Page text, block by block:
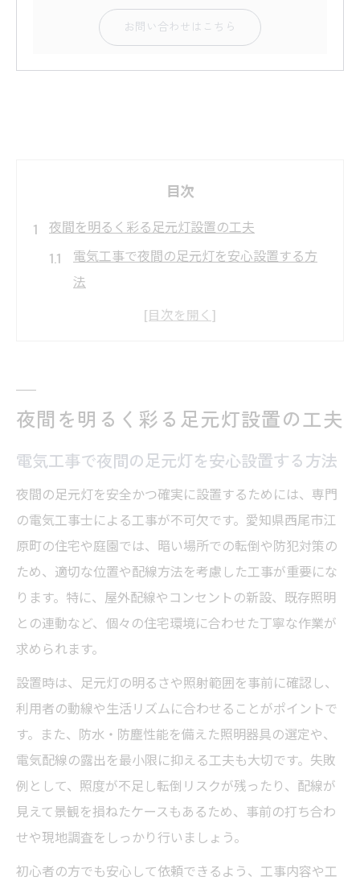
お問い合わせはこちら
目次
夜間を明るく彩る足元灯設置の工夫
電気工事で夜間の足元灯を安心設置する方
法
庭や玄関に最適な電気工事と足元灯の工夫
案
足元灯設置で電気工事士に相談するポイン
電気工事のプロが教える安全な足元灯導入術
電気工事士による安心安全な足元灯設置術
プロ視点で見る足元灯と電気工事の注意点
電気工事で実現する安全な足元灯の配置方
法
事故防止に配慮した電気工事と足元灯設計
専門家が推奨する電気工事と足元灯の選定
法
暗さに悩む方必見の電気工事ポイント
電気工事で解消する玄関や庭の暗さの悩み
足元灯の明るさと電気工事の最適バランス
安全対策に強い電気工事で安心の夜間環境
暗さ対策に有効な足元灯と電気工事の工夫
住宅全体を明るくする電気工事と照明設置
夜間を明るく彩る足元灯設置の工夫
電気工事で夜間の足元灯を安心設置する方法
夜間の足元灯を安全かつ確実に設置するためには、専門
の電気工事士による工事が不可欠です。愛知県西尾市江
原町の住宅や庭園では、暗い場所での転倒や防犯対策の
ため、適切な位置や配線方法を考慮した工事が重要にな
ります。特に、屋外配線やコンセントの新設、既存照明
との連動など、個々の住宅環境に合わせた丁寧な作業が
求められます。
設置時は、足元灯の明るさや照射範囲を事前に確認し、
利用者の動線や生活リズムに合わせることがポイントで
す。また、防水・防塵性能を備えた照明器具の選定や、
電気配線の露出を最小限に抑える工夫も大切です。失敗
例として、照度が不足し転倒リスクが残ったり、配線が
見えて景観を損ねたケースもあるため、事前の打ち合わ
せや現地調査をしっかり行いましょう。
初心者の方でも安心して依頼できるよう、工事内容や工